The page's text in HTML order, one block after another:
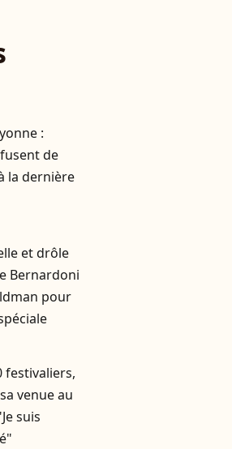
:
de
la dernière
et drôle
Bernardoni
pour
festivaliers,
venue au
suis